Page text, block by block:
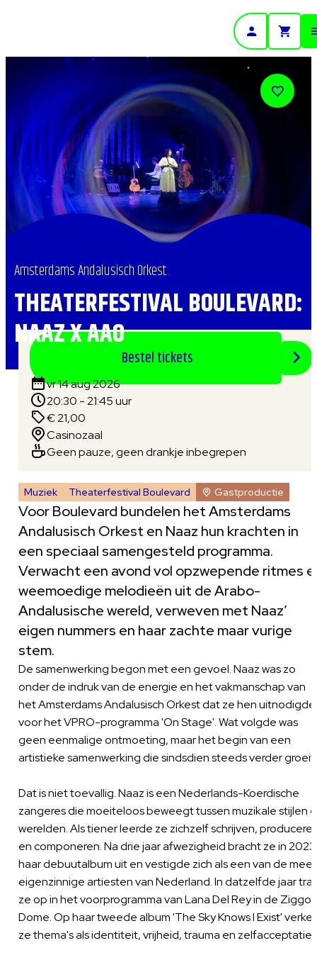
THEATERFESTIVAL BOULEVARD:
NAAZ X AAO
Amsterdams Andalusisch Orkest
Muziek Theaterfestival Boulevard Gastproductie
Voor Boulevard bundelen het Amsterdams
Andalusisch Orkest en Naaz hun krachten in
een speciaal samengesteld programma.
Verwacht een avond vol opzwepende ritmes
weemoedige melodieën uit de Arabo-
Andalusische wereld, verweven met Naaz’
eigen nummers en haar zachte maar vurige
stem.
De samenwerking begon met een gevoel. Naaz was zo
onder de indruk van de energie en het vakmanschap van
het Amsterdams Andalusisch Orkest dat ze hen uitnodigde
voor het VPRO-programma 'On Stage'. Wat volgde was
geen eenmalige ontmoeting, maar het begin van een
artistieke samenwerking die sindsdien steeds verder
Dat is niet toevallig. Naaz is een Nederlands-Koerdische
zangeres die moeiteloos beweegt tussen muzikale stijlen
werelden. Als tiener leerde ze zichzelf schrijven,
en componeren. Na drie jaar afwezigheid bracht ze in 2023
haar debuutalbum uit en vestigde zich als een van de
eigenzinnige artiesten van Nederland. In datzelfde jaar
ze op in het voorprogramma van Lana Del Rey in de Ziggo
Dome. Op haar tweede album 'The Sky Knows I Exist'
ze thema's als identiteit, vrijheid, trauma en zelfacceptatie.
Bestel tickets
vr 14 aug 2026
20:30 - 21:45 uur
€ 21,00
Casinozaal
Geen pauze, geen drankje inbegrepen